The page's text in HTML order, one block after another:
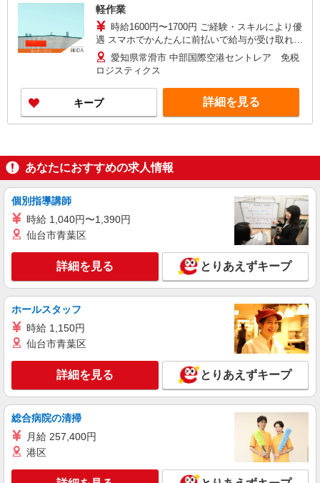
軽作業
時給1600円〜1700円 ご経験・スキルにより優
遇 スマホでかんたんに前払いで給与が受け取れま
す（※上限、条件あり）
愛知県常滑市 中部国際空港セントレア 免税
ロジスティクス
キープ 詳細を見る
あなたにおすすめの求人情報
個別指導講師
時給 1,040円〜1,390円
仙台市青葉区
詳細を見る とりあえずキープ
ホールスタッフ
時給 1,150円
仙台市青葉区
詳細を見る とりあえずキープ
総合病院の清掃
月給 257,400円
港区